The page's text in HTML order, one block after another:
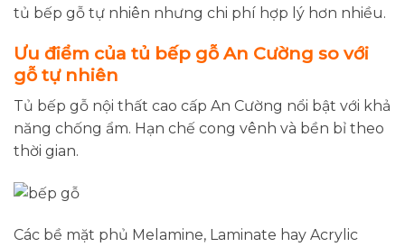
tủ bếp gỗ tự nhiên nhưng chi phí hợp lý hơn nhiều.
Ưu điểm của tủ bếp gỗ An Cường so với
gỗ tự nhiên
Tủ bếp gỗ nội thất cao cấp An Cường nổi bật với khả
năng chống ẩm. Hạn chế cong vênh và bền bỉ theo
thời gian.
Các bề mặt phủ Melamine, Laminate hay Acrylic